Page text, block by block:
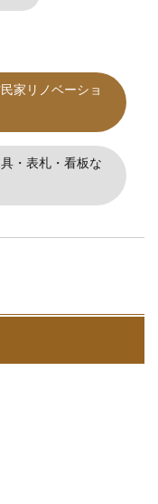
家リノベーショ
・表札・看板な